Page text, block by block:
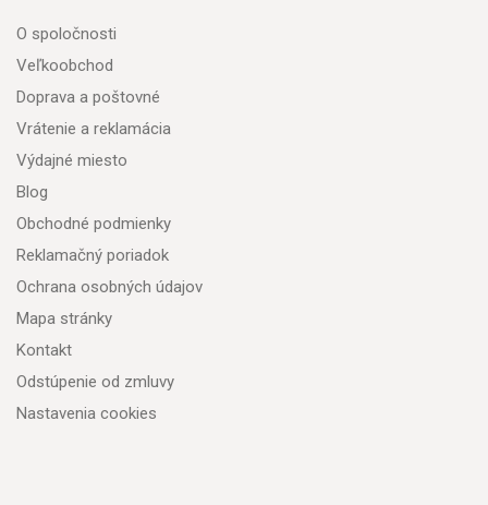
O spoločnosti
Veľkoobchod
Doprava a poštovné
Vrátenie a reklamácia
Výdajné miesto
Blog
Obchodné podmienky
Reklamačný poriadok
Ochrana osobných údajov
Mapa stránky
Kontakt
Odstúpenie od zmluvy
Nastavenia cookies